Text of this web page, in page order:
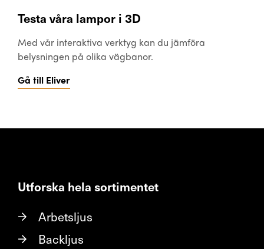
Testa våra lampor i 3D
Med vår interaktiva verktyg kan du jämföra
belysningen på olika vägbanor.
Gå till Eliver
Utforska hela sortimentet
Arbetsljus
Backljus